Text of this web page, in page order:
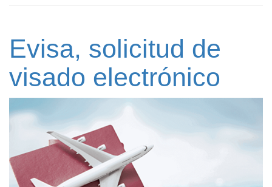
Evisa, solicitud de
visado electrónico